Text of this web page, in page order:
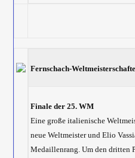
Fernschach-
Finale der 25. WM
Eine große italienische
neue Weltmeister und Elio
Medaillenrang. Um den dritten